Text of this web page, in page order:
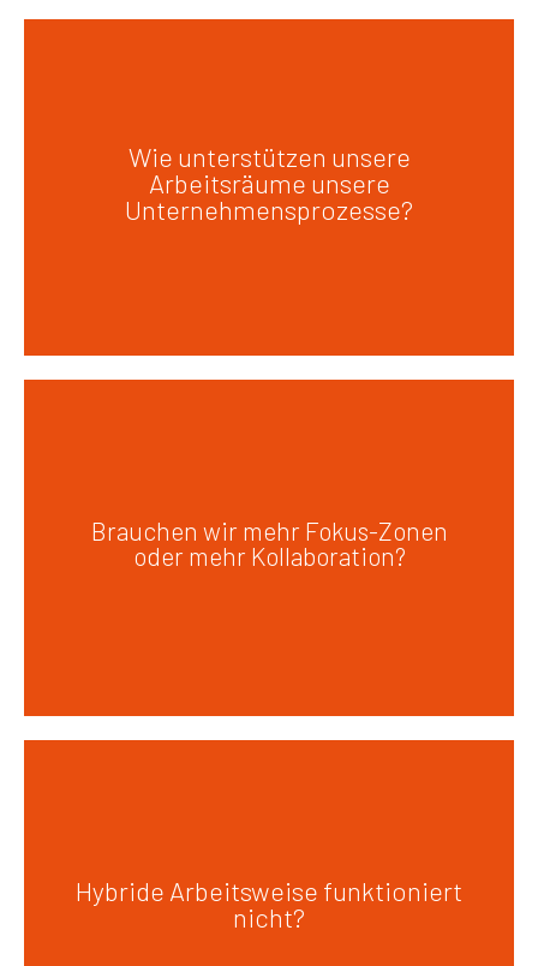
Wie unterstützen unsere
Arbeitsräume unsere
Unternehmensprozesse?
unterstützen, Kommunikation
vereinfachen und Teams
Brauchen wir mehr Fokus-Zonen
oder mehr Kollaboration?
richtige Balance zwischen
konzentriertem Arbeiten und
Hybride Arbeitsweise funktioniert
nicht?
Strukturen und passende Räume,
damit Zusammenarbeit wirklich